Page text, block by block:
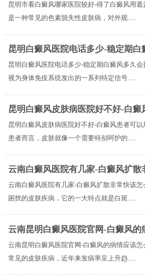
昆明市看白癜风哪家医院较好-得了白癜风用
是一种常见的色素脱失性皮肤病，对外观.....
昆明白癜风医院电话多少-稳定期白
昆明白癜风医院电话多少-稳定期白癜风多久
视为身体免疫系统发出的一系列特定信号.....
昆明白癜风皮肤病医院好不好-白癜
昆明白癜风皮肤病医院好不好-白癜风患者可
患者而言，皮肤就像一个需要特别呵护的.....
云南白癜风医院有几家-白癜风扩散
云南白癜风医院有几家-白癜风扩散非常快该怎
困扰的皮肤疾病，它的一大特点就是白斑.....
云南昆明白癜风医院官网-白癜风的
云南昆明白癜风医院官网-白癜风的病情应该
常见的皮肤疾病，近年来发病率呈上升趋.....